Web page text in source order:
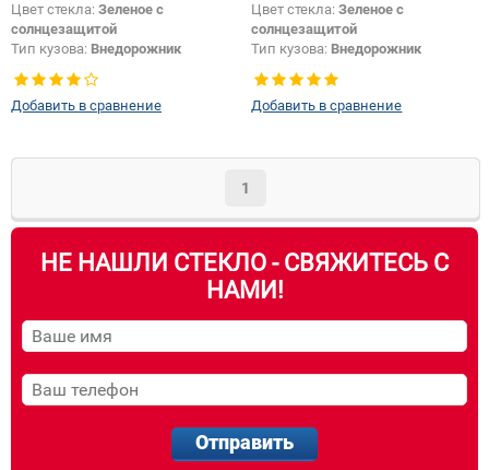
Цвет стекла: Зеленое с
солнцезащитой
Тип кузова: Внедорожник
Тип стекла: Боковое стекло левое
Добавить в сравнение
Цвет стекла:Зеленое с
солнцезащитой
Тип кузова: Внедорожник
Тип стекла:Боковое стекло
правое
Добавить в сравнение
1
НЕ НАШЛИ СТЕКЛО - СВЯЖИТЕСЬ С
НАМИ!
Отправить